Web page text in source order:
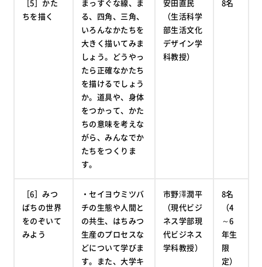
［5］かた
ちを描く
まっすぐな線、ま
る、四角、三角、
いろんなかたちを
大きく描いてみま
しょう。どうやっ
たら正確なかたち
を描けるでしょう
か。道具や、身体
をつかって、かた
ちの意味を考えな
がら、みんなでか
たちをつくりま
す。
安田直民
（生活科学
部生活文化
デザイン学
科教授）
8名
［6］みつ
ばちの世界
をのぞいて
みよう
・セイヨウミツバ
チの生態や人間と
の共生、はちみつ
生産のプロセスな
どについて学びま
す。また、大学キ
市野澤潤平
（現代ビジ
ネス学部現
代ビジネス
学科教授）
8名
（4
～6
年生
限
定）